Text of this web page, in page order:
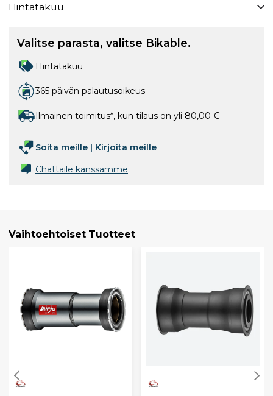
Hintatakuu
Valitse parasta, valitse Bikable.
Hintatakuu
365 päivän palautusoikeus
Ilmainen toimitus*, kun tilaus on yli 80,00 €
Soita meille | Kirjoita meille
Chättäile kanssamme
Vaihtoehtoiset Tuotteet